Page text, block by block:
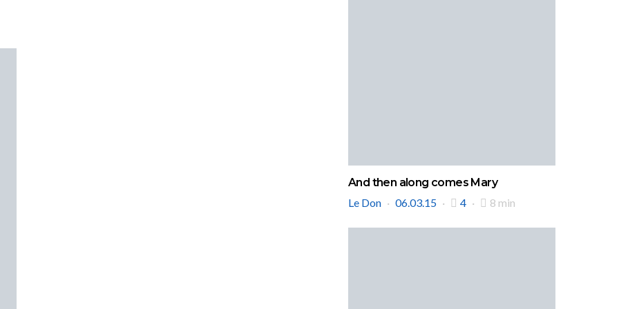
And then along comes Mary
Le Don
06.03.15 4 8 min